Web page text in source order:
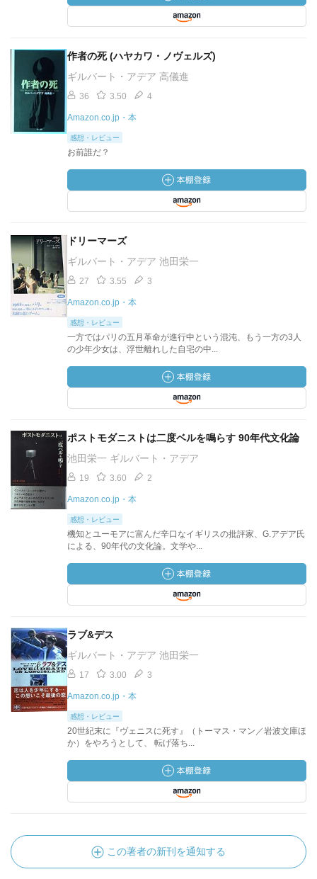
作者の死 (ハヤカワ・ノヴェルズ)
ギルバート・アデア 高儀進
36 3.50 4
Amazon.co.jp・本
感想・レビュー
お前誰だ？
ドリーマーズ
ギルバート・アデア 池田栄一
27 3.55 3
Amazon.co.jp・本
感想・レビュー
一方ではパリの五月革命が進行中という混沌、もう一方の3人
の少年少女は、浮世離れした自宅の中...
ポストモダニストは二度ベルを鳴らす 90年代文化論
池田栄一 ギルバート・アデア
19 3.60 2
Amazon.co.jp・本
感想・レビュー
機知とユーモアに富んだ辛口なイギリスの批評家、G.アデア氏
による、90年代の文化論。文学や...
ラブ&デス
ギルバート・アデア 池田栄一
17 3.00 3
Amazon.co.jp・本
感想・レビュー
20世紀末に『ヴェニスに死す』（トーマス・マン／岩波文庫ほ
か）をやろうとして、 転げ落ち...
この著者の新刊を通知する